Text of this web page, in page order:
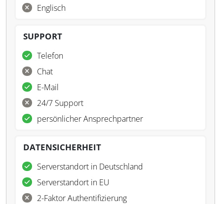
Englisch
SUPPORT
Telefon
Chat
E-Mail
24/7 Support
persönlicher Ansprechpartner
DATENSICHERHEIT
Serverstandort in Deutschland
Serverstandort in EU
2-Faktor Authentifizierung